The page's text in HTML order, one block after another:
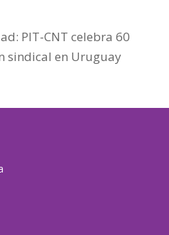
PIT-CNT celebra 60
sindical en Uruguay